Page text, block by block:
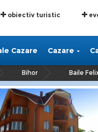
obiectiv turistic
Cazare Cazare
Bihor Baile